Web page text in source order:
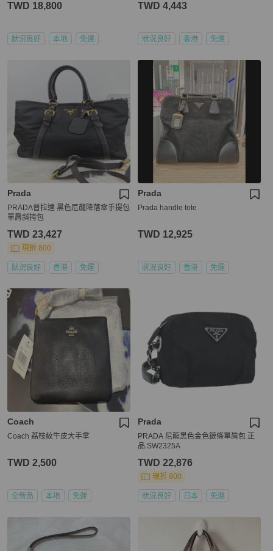
TWD 18,800
狀況良好 本地 免運
TWD 4,443
狀況良好 香港 免運
Prada
PRADA普拉達 黑色尼龍降落傘手提包
單肩斜挎包
TWD 23,427
現折 800
狀況良好 香港 免運
Prada
Prada handle tote
TWD 12,925
狀況良好 香港 免運
Coach
Coach 荔枝紋牛皮大手拿
TWD 2,500
全新品 本地 免運
Prada
PRADA 尼龍黑色金色鏈條單肩包 正
品 SW2325A
TWD 22,876
現折 800
狀況良好 日本 免運